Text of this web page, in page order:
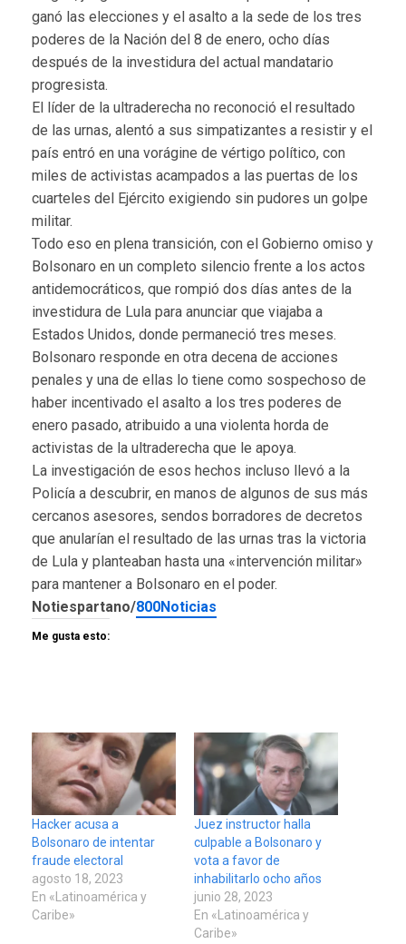
ganó las elecciones y el asalto a la sede de los tres
poderes de la Nación del 8 de enero, ocho días
después de la investidura del actual mandatario
progresista.
El líder de la ultraderecha no reconoció el resultado
de las urnas, alentó a sus simpatizantes a resistir y el
país entró en una vorágine de vértigo político, con
miles de activistas acampados a las puertas de los
cuarteles del Ejército exigiendo sin pudores un golpe
militar.
Todo eso en plena transición, con el Gobierno omiso y
Bolsonaro en un completo silencio frente a los actos
antidemocráticos, que rompió dos días antes de la
investidura de Lula para anunciar que viajaba a
Estados Unidos, donde permaneció tres meses.
Bolsonaro responde en otra decena de acciones
penales y una de ellas lo tiene como sospechoso de
haber incentivado el asalto a los tres poderes de
enero pasado, atribuido a una violenta horda de
activistas de la ultraderecha que le apoya.
La investigación de esos hechos incluso llevó a la
Policía a descubrir, en manos de algunos de sus más
cercanos asesores, sendos borradores de decretos
que anularían el resultado de las urnas tras la victoria
de Lula y planteaban hasta una «intervención militar»
para mantener a Bolsonaro en el poder.
Notiespartano/800Noticias
Me gusta esto:
Hacker acusa a
Bolsonaro de intentar
fraude electoral
agosto 18, 2023
En «Latinoamérica y
Caribe»
Juez instructor halla
culpable a Bolsonaro y
vota a favor de
inhabilitarlo ocho años
junio 28, 2023
En «Latinoamérica y
Caribe»